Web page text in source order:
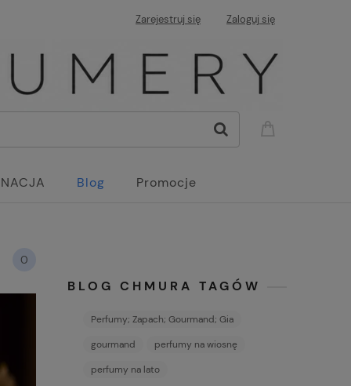
Zarejestruj się Zaloguj się
Blog Promocje
0
BLOG CHMURA TAGÓW
Perfumy; Zapach; Gourmand; Gia
gourmand
perfumy na wiosnę
perfumy na lato